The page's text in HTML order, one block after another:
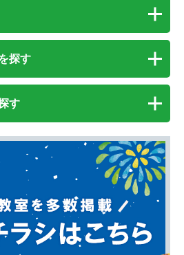
探す
す